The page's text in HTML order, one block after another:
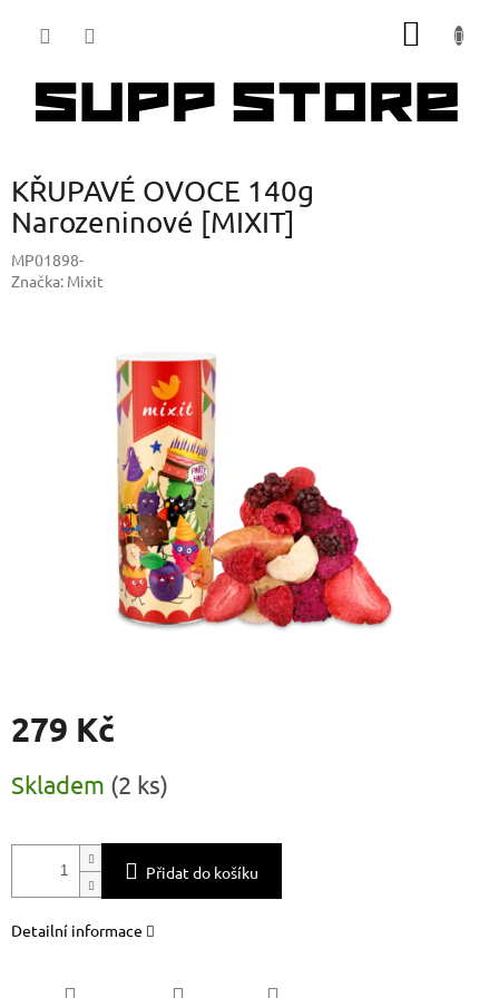
KŘUPAVÉ OVOCE 140g
Narozeninové [MIXIT]
MP01898-
Značka: Mixit
279 Kč
cena:
Skladem (2 ks)
Přidat do košíku
Detailní informace